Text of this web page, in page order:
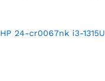
HP 24-cr0067nk i3-1315U